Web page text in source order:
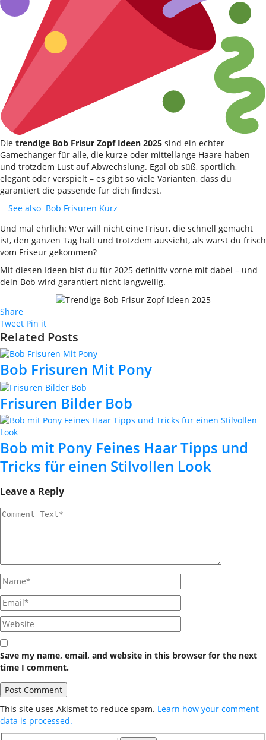
Die trendige Bob Frisur Zopf Ideen 2025 sind ein echter
Gamechanger für alle, die kurze oder mittellange Haare haben
und trotzdem Lust auf Abwechslung. Egal ob süß, sportlich,
elegant oder verspielt – es gibt so viele Varianten, dass du
garantiert die passende für dich findest.
See also Bob Frisuren Kurz
Und mal ehrlich: Wer will nicht eine Frisur, die schnell gemacht
ist, den ganzen Tag hält und trotzdem aussieht, als wärst du frisch
vom Friseur gekommen?
Mit diesen Ideen bist du für 2025 definitiv vorne mit dabei – und
dein Bob wird garantiert nicht langweilig.
Share
Tweet Pin it
Related Posts
Bob Frisuren Mit Pony
Frisuren Bilder Bob
Bob mit Pony Feines Haar Tipps und
Tricks für einen Stilvollen Look
Leave a Reply
Save my name, email, and website in this browser for the next
time I comment.
This site uses Akismet to reduce spam. Learn how your comment
data is processed.